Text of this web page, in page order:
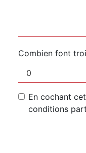
Combien font
En cochant
conditions